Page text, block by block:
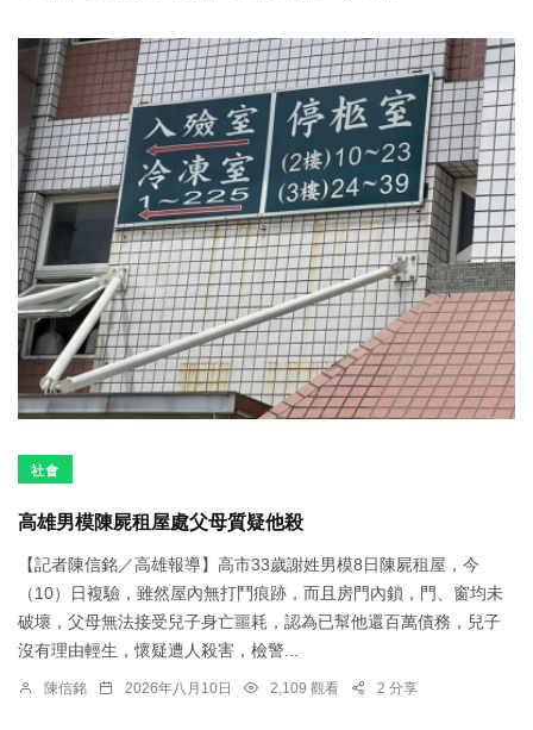
社會
高雄男模陳屍租屋處父母質疑他殺
【記者陳信銘／高雄報導】高市33歲謝姓男模8日陳屍租屋，今
（10）日複驗，雖然屋內無打鬥痕跡，而且房門內鎖，門、窗均未
破壞，父母無法接受兒子身亡噩耗，認為已幫他還百萬債務，兒子
沒有理由輕生，懷疑遭人殺害，檢警...
陳信銘 2026年八月10日 2,109 觀看 2 分享